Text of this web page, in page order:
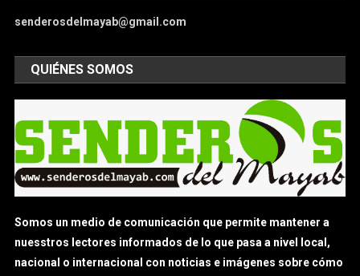
senderosdelmayab@gmail.com
QUIÉNES SOMOS
Somos un medio de comunicación que permite mantener a
nuesstros lectores informados de lo que pasa a nivel local,
nacional o internacional con noticias e imágenes sobre cómo